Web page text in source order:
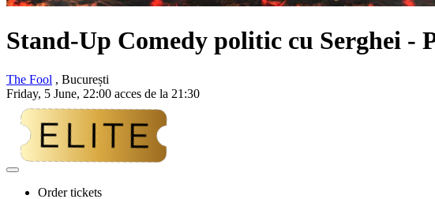
Stand-Up Comedy politic cu Serghei -
The Fool , București
Friday, 5 June, 22:00 acces de la 21:30
Adaugă
Order tickets